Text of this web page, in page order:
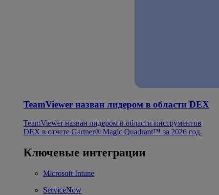
TeamViewer назван лидером в области DEX
TeamViewer назван лидером в области инструментов
DEX в отчете Gartner® Magic Quadrant™ за 2026 год.
Ключевые интеграции
Microsoft Intune
ServiceNow